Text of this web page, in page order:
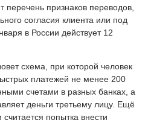
перечень признаков переводов,
согласия клиента или под
в России действует 12
схема, при которой человек
платежей не менее 200
счетами в разных банках, а
деньги третьему лицу. Ещё
попытка внести